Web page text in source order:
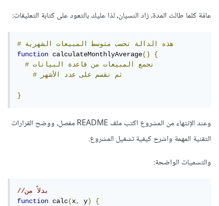
عامًة كلما طالت المدة، زاد النسيان، لذا عليك بالتعود على كتابة التعليقات:
# هذه الدالة تحسب متوسط المبيعات
الشهرية
function calculateMonthlyAverage()
{
#
نجمع المبيعات من قاعدة
البيانات
#
ثم نقسم على عدد الأشهر
}
وعند الإنتهاء من المشروع اكتب ملف README مفصل، ووضح القرارات
التقنية المهمة واشرح كيفية تشغيل المشروع.
والتسميات الواضحة:
//بدلاً من
function calc(x, y)
{